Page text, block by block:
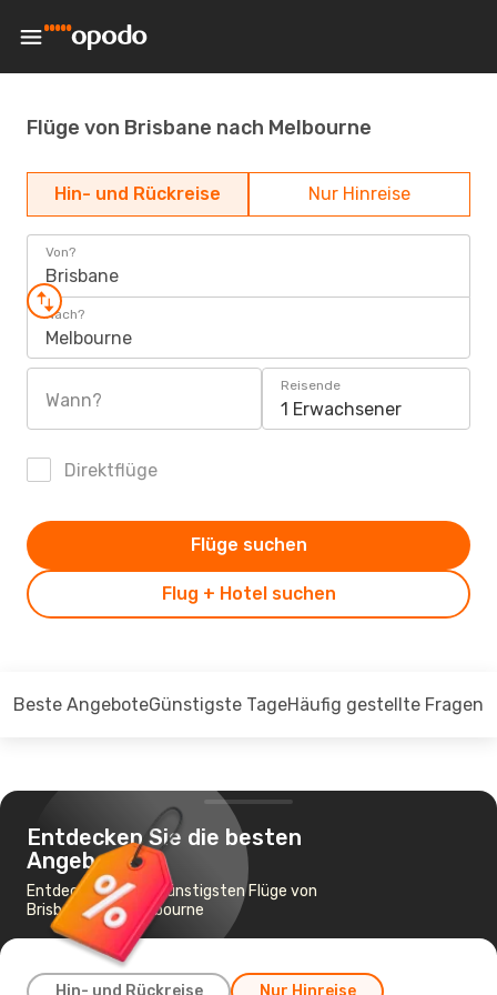
Flüge von Brisbane nach Melbourne
Hin- und Rückreise Nur Hinreise
Von?
Brisbane
Nach?
Melbourne
Wann?
Reisende
1 Erwachsener
Direktflüge
Flug + Hotel suchen
Flüge suchen
Beste AngeboteGünstigste TageHäufig gestellte Fragen
Entdecken Sie die besten
Angebote
Entdecken Sie die günstigsten Flüge von
Brisbane nach Melbourne
Hin- und Rückreise Nur Hinreise